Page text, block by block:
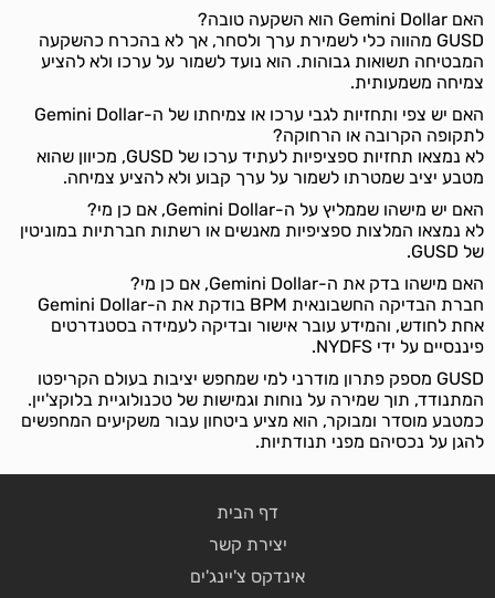
האם Gemini Dollar הוא השקעה טובה?
GUSD מהווה כלי לשמירת ערך ולסחר, אך לא בהכרח כהשקעה
המבטיחה תשואות גבוהות. הוא נועד לשמור על ערכו ולא להציע
צמיחה משמעותית.
האם יש צפי ותחזיות לגבי ערכו או צמיחתו של ה-Gemini Dollar
לתקופה הקרובה או הרחוקה?
לא נמצאו תחזיות ספציפיות לעתיד ערכו של GUSD, מכיוון שהוא
מטבע יציב שמטרתו לשמור על ערך קבוע ולא להציע צמיחה.
האם יש מישהו שממליץ על ה-Gemini Dollar, אם כן מי?
לא נמצאו המלצות ספציפיות מאנשים או רשתות חברתיות במוניטין
של GUSD.
האם מישהו בדק את ה-Gemini Dollar, אם כן מי?
חברת הבדיקה החשבונאית BPM בודקת את ה-Gemini Dollar
אחת לחודש, והמידע עובר אישור ובדיקה לעמידה בסטנדרטים
פיננסיים על ידי NYDFS.
GUSD מספק פתרון מודרני למי שמחפש יציבות בעולם הקריפטו
המתנודד, תוך שמירה על נוחות וגמישות של טכנולוגיית בלוקצ'יין.
כמטבע מוסדר ומבוקר, הוא מציע ביטחון עבור משקיעים המחפשים
להגן על נכסיהם מפני תנודתיות.
דף הבית
יצירת קשר
אינדקס צ'יינג'ים